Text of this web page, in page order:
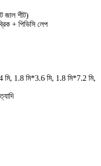
জাল শীট)
+ পিভিসি লেপ
মি, 1.8 মি*3.6 মি, 1.8 মি*7.2 মি,